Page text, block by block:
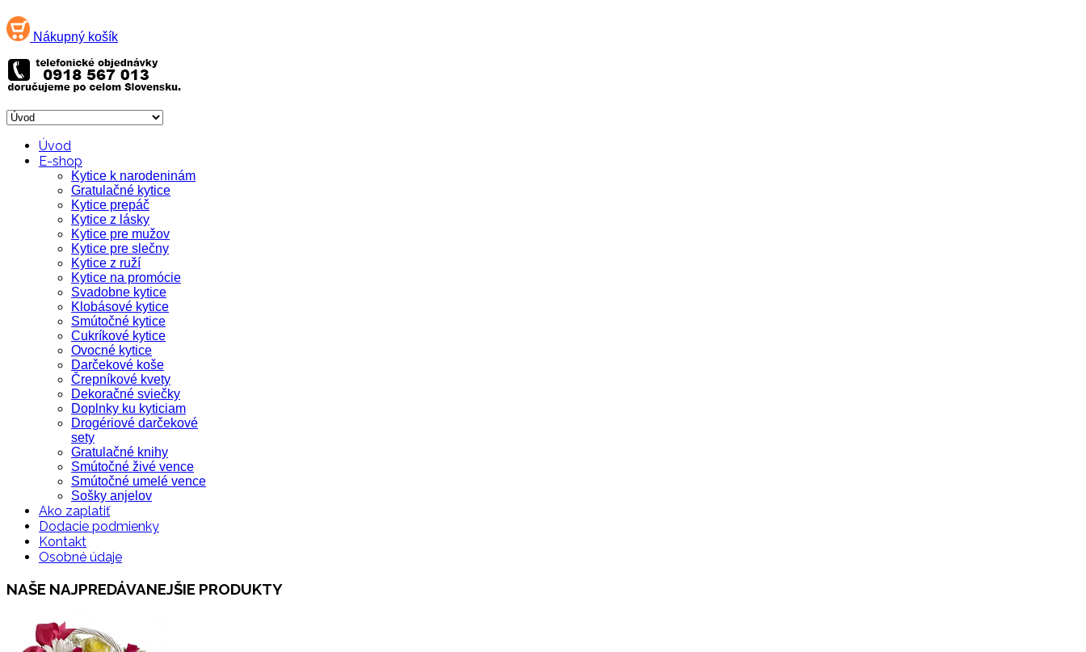
Nákupný košík
Úvod
E-shop
Kytice k narodeninám
Gratulačné kytice
Kytice prepáč
Kytice z lásky
Kytice pre mužov
Kytice pre slečny
Kytice z ruží
Kytice na promócie
Svadobne kytice
Klobásové kytice
Smútočné kytice
Cukríkové kytice
Ovocné kytice
Darčekové koše
Črepníkové kvety
Dekoračné sviečky
Doplnky ku kyticiam
Drogériové darčekové
sety
Gratulačné knihy
Smútočné živé vence
Smútočné umelé vence
Sošky anjelov
Ako zaplatiť
Dodacie podmienky
Kontakt
Osobné údaje
NAŠE NAJPREDÁVANEJŠIE PRODUKTY